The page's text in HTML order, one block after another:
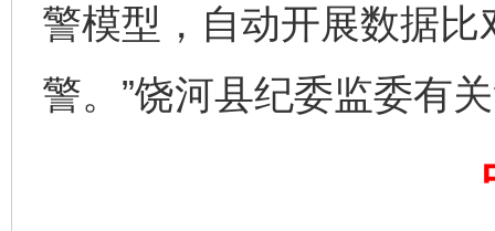
警模型，自动开展数据
警。”饶河县纪委监委有